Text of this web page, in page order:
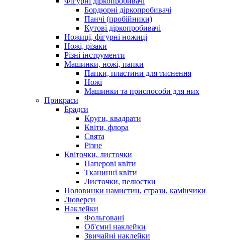
Бордюрні діркопробивачі
Панчі (пробійники)
Кутові діркопробивачі
Ножиці, фігурні ножиці
Ножі, різаки
Різні інструменти
Машинки, ножі, папки
Папки, пластини для тиснення
Ножі
Машинки та приспособи для них
Прикраси
Брадси
Круги, квадрати
Квіти, флора
Свята
Різне
Квіточки, листочки
Паперові квіти
Тканинні квіти
Листочки, пелюстки
Половинки намистин, стрази, камінчики
Люверси
Наклейки
Фольговані
Об'ємні наклейки
Звичайні наклейки